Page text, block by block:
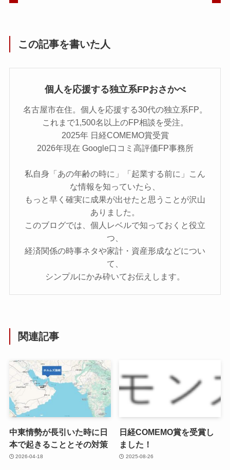
この記事を書いた人
個人を応援する独立系FPおさかべ
名古屋市在住。個人を応援する30代の独立系FP。
これまで1,500名以上のFP相談を受注。
2025年 日経COMEMO賞受賞
2026年現在 Google口コミ高評価FP事務所
私自身「あの年齢の時に」「起業する前に」こん
な情報を知っていたら、
もっと早く確実に成果が出せたと思うことが沢山
ありました。
このブログでは、個人レベルで知っておくと役立
つ、
経済関係の時事ネタや家計・資産形成などについ
て、
シンプルにかみ砕いてお伝えします。
関連記事
中東情勢が長引いた時に日
本で起きることとその対策
2026-04-18
日経COMEMO賞を受賞し
ました！
2025-08-26